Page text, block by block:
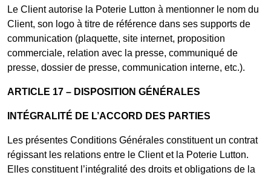
Le Client autorise la Poterie Lutton à mentionner le nom du
Client, son logo à titre de référence dans ses supports de
communication (plaquette, site internet, proposition
commerciale, relation avec la presse, communiqué de
presse, dossier de presse, communication interne, etc.).
ARTICLE 17 – DISPOSITION GÉNÉRALES
INTÉGRALITÉ DE L’ACCORD DES PARTIES
Les présentes Conditions Générales constituent un contrat
régissant les relations entre le Client et la Poterie Lutton.
Elles constituent l’intégralité des droits et obligations de la